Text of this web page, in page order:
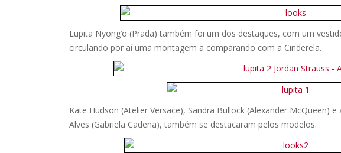
Lupita Nyong’o (Prada) também foi um dos destaques, com um
circulando por aí uma montagem a comparando com a Cinderela.
Kate Hudson (Atelier Versace), Sandra Bullock (Alexander McQueen)
Alves (Gabriela Cadena), também se destacaram pelos modelos.